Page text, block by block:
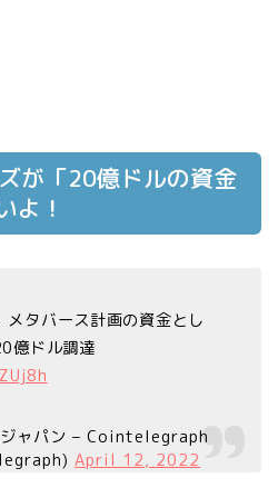
が「20億ドルの資金
よ！
メタバース計画の資金とし
億ドル調達
ャパン – Cointelegraph
April 12, 2022